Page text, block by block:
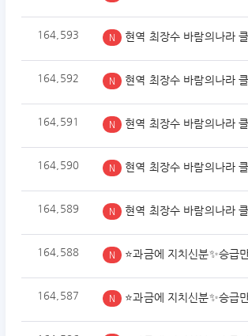
164,593 N 현역 최장수 바람의나라
164,592 N 현역 최장수 바람의나라
164,591 N 현역 최장수 바람의나라
164,590 N 현역 최장수 바람의나라
164,589 N 현역 최장수 바람의나라
164,588 N ⭐과금에 지치신분✨승급
164,587 N ⭐과금에 지치신분✨승급